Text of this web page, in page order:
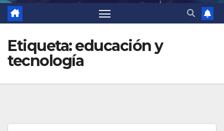
Etiqueta:educación y
tecnología